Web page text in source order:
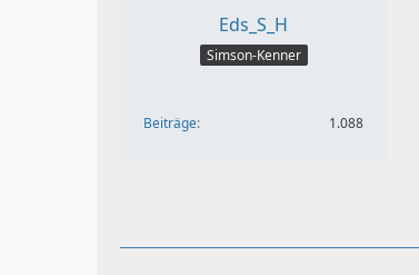
Eds_S_H
Simson-Kenner
Beiträge 1.088